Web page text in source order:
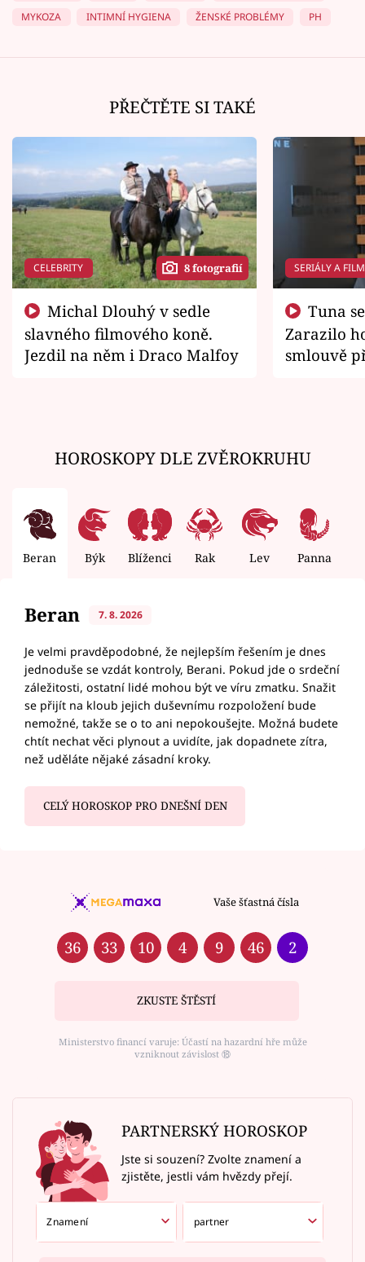
MYKOZA INTIMNÍ HYGIENA ŽENSKÉ PROBLÉMY PH
PŘEČTĚTE SI TAKÉ
CELEBRITY 8 fotografií
slavného filmového koně.
Jezdil na něm i Draco Malfoy
SERIÁLY A
Zarazilo
smlouvě
HOROSKOPY DLE ZVĚROKRUHU
Beran Býk Blíženci Rak Lev Panna
Beran 7. 8. 2026
Je velmi pravděpodobné, že nejlepším řešením je dnes
jednoduše se vzdát kontroly, Berani. Pokud jde o srdeční
záležitosti, ostatní lidé mohou být ve víru zmatku. Snažit
se přijít na kloub jejich duševnímu rozpoložení bude
nemožné, takže se o to ani nepokoušejte. Možná budete
chtít nechat věci plynout a uvidíte, jak dopadnete zítra,
než uděláte nějaké zásadní kroky.
CELÝ HOROSKOP PRO DNEŠNÍ DEN
Vaše šťastná čísla
36 33 10 4 9 46 2
ZKUSTE ŠTĚSTÍ
Ministerstvo financí varuje: Účastí na hazardní hře může
vzniknout závislost ⑱
PARTNERSKÝ HOROSKOP
Jste si souzení? Zvolte znamení a
zjistěte, jestli vám hvězdy přejí.